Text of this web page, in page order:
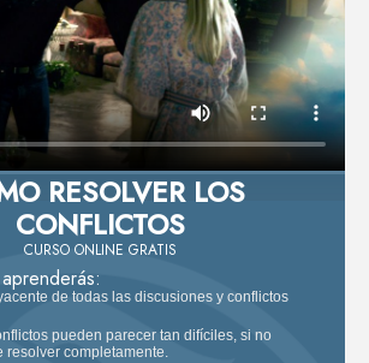
RESOLVER LOS
CONFLICTOS
CURSO ONLINE GRATIS
de todas las discusiones y conflictos
pueden parecer tan difíciles, si no
resolver completamente.